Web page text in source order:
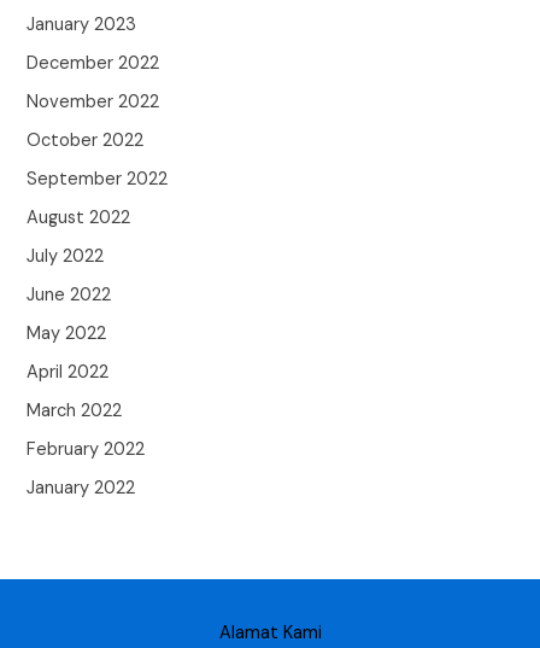
January 2023
December 2022
November 2022
October 2022
September 2022
August 2022
July 2022
June 2022
May 2022
April 2022
March 2022
February 2022
January 2022
Alamat Kami